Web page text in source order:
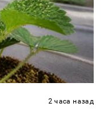
2 часа назад